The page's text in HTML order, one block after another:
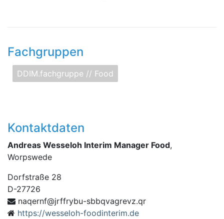
Fachgruppen
DDIM.fachgruppe // Food
Kontaktdaten
Andreas Wesseloh Interim Manager Food,
Worpswede
Dorfstraße 28
D-27726
rq.zvergavqb
bs-ubyrffrj@fnreqan
https://wesseloh-foodinterim.de